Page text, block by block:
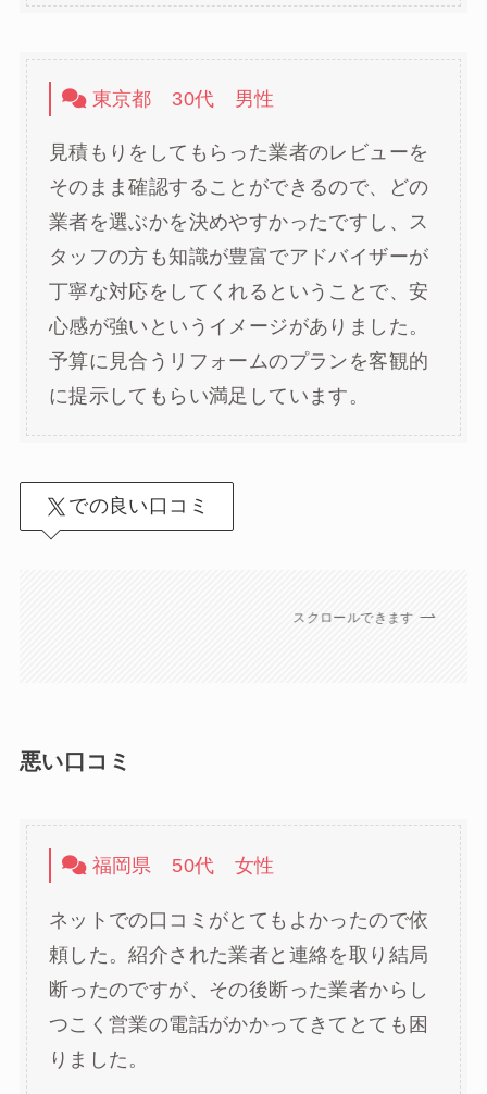
東京都 30代 男性
見積もりをしてもらった業者のレビューを
そのまま確認することができるので、どの
業者を選ぶかを決めやすかったですし、ス
タッフの方も知識が豊富でアドバイザーが
丁寧な対応をしてくれるということで、安
心感が強いというイメージがありました。
予算に見合うリフォームのプランを客観的
に提示してもらい満足しています。
での良い口コミ
スクロールできます
悪い口コミ
福岡県 50代 女性
ネットでの口コミがとてもよかったので依
頼した。紹介された業者と連絡を取り結局
断ったのですが、その後断った業者からし
つこく営業の電話がかかってきてとても困
りました。